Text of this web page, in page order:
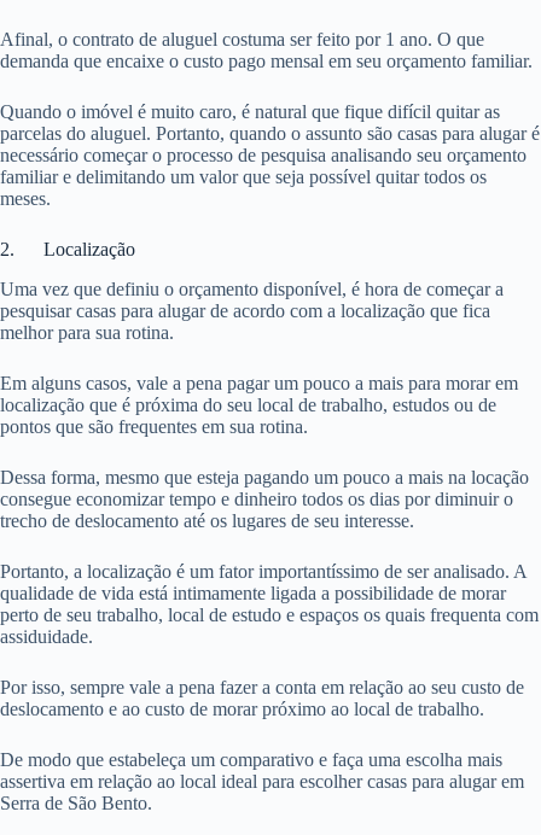
Afinal, o contrato de aluguel costuma ser feito por 1 ano. O que
demanda que encaixe o custo pago mensal em seu orçamento familiar.
Quando o imóvel é muito caro, é natural que fique difícil quitar as
parcelas do aluguel. Portanto, quando o assunto são casas para alugar é
necessário começar o processo de pesquisa analisando seu orçamento
familiar e delimitando um valor que seja possível quitar todos os
meses.
2. Localização
Uma vez que definiu o orçamento disponível, é hora de começar a
pesquisar casas para alugar de acordo com a localização que fica
melhor para sua rotina.
Em alguns casos, vale a pena pagar um pouco a mais para morar em
localização que é próxima do seu local de trabalho, estudos ou de
pontos que são frequentes em sua rotina.
Dessa forma, mesmo que esteja pagando um pouco a mais na locação
consegue economizar tempo e dinheiro todos os dias por diminuir o
trecho de deslocamento até os lugares de seu interesse.
Portanto, a localização é um fator importantíssimo de ser analisado. A
qualidade de vida está intimamente ligada a possibilidade de morar
perto de seu trabalho, local de estudo e espaços os quais frequenta com
assiduidade.
Por isso, sempre vale a pena fazer a conta em relação ao seu custo de
deslocamento e ao custo de morar próximo ao local de trabalho.
De modo que estabeleça um comparativo e faça uma escolha mais
assertiva em relação ao local ideal para escolher casas para alugar em
Serra de São Bento.